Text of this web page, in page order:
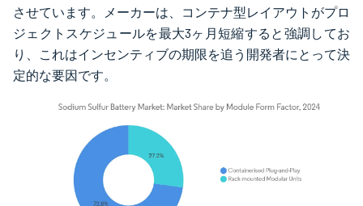
させています。メーカーは、コンテナ型レイアウトがプロ
ジェクトスケジュールを最大3ヶ月短縮すると強調してお
り、これはインセンティブの期限を追う開発者にとって決
定的な要因です。